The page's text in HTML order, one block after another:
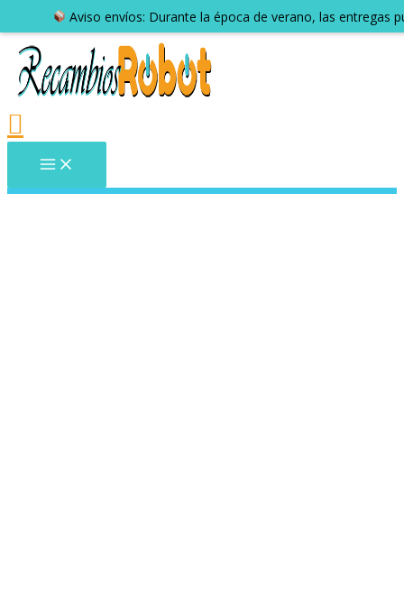
Aviso envíos: Durante la época de verano, las entregas